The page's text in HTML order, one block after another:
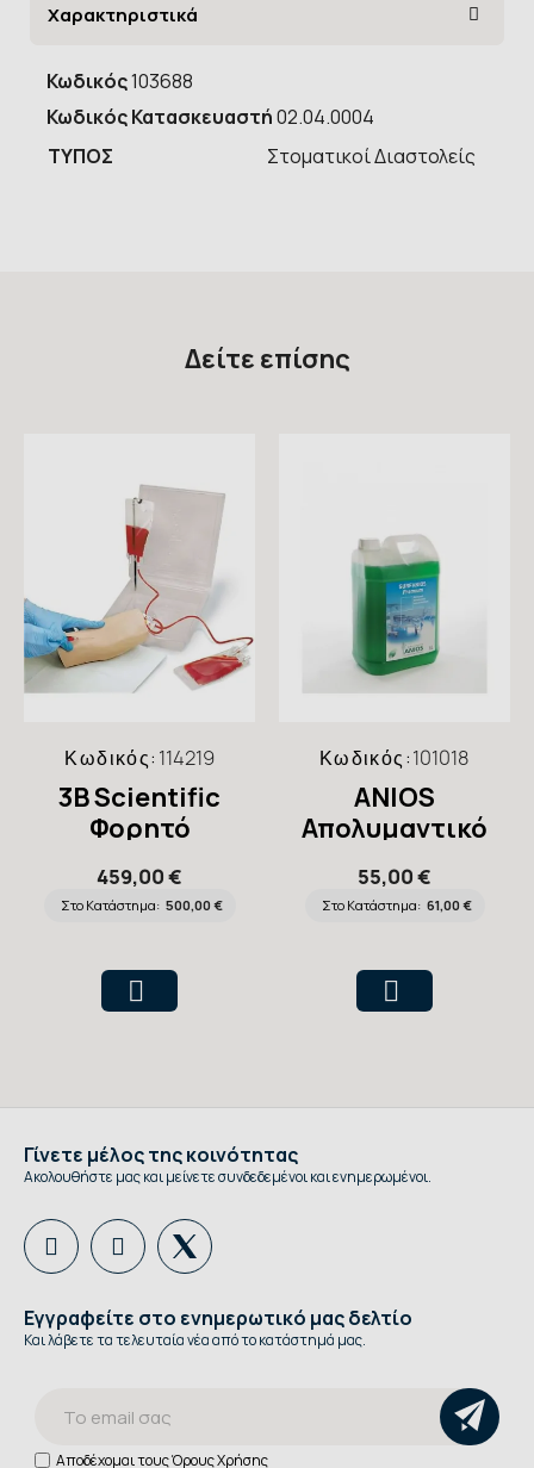
Χαρακτηριστικά
Κωδικός103688
Κωδικός Κατασκευαστή02.04.0004
ΤΥΠOΣ
Στοματικοί Διαστολείς
Δείτε επίσης
Κωδικός: 114219
3B Scientific
Φορητό
Πρόπλασμα IV
Arm Trainer
459,00 €
Στο Κατάστημα: 500,00 €
Κωδικός:101018
ANIOS
Απολυμαντικό
Επιφανειών
Συμπυκνωμένο
Surfanios
55,00 €
Στο Κατάστημα: 61,00 €
Γίνετε μέλος της κοινότητας
Ακολουθήστε μας και μείνετε συνδεδεμένοι και ενημερωμένοι.
Εγγραφείτε στο ενημερωτικό μας δελτίο
Και λάβετε τα τελευταία νέα από το κατάστημά μας.
Αποδέχομαι τουςΌρους Χρήσης